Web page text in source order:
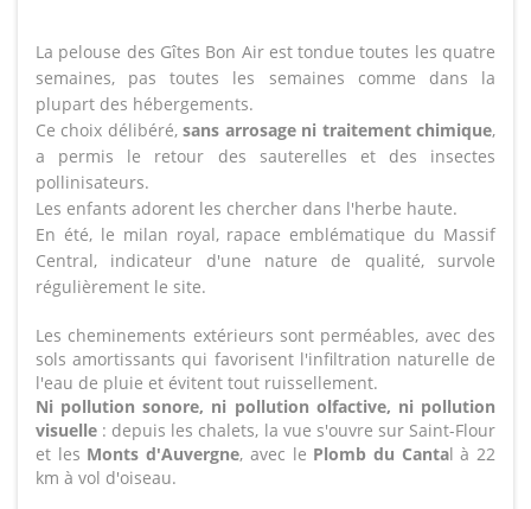
La pelouse des Gîtes Bon Air est tondue toutes les quatre
semaines, pas toutes les semaines comme dans la
plupart des hébergements.
Ce choix délibéré,sans arrosage ni traitement chimique,
a permis le retour des sauterelles et des insectes
pollinisateurs.
Les enfants adorent les chercher dans l'herbe haute.
En été, le milan royal, rapace emblématique du Massif
Central, indicateur d'une nature de qualité, survole
régulièrement le site.
Les cheminements extérieurs sont perméables, avec des
sols amortissants qui favorisent l'infiltration naturelle de
l'eau de pluie et évitent tout ruissellement.
Ni pollution sonore, ni pollution olfactive, ni pollution
visuelle : depuis les chalets, la vue s'ouvre sur Saint-Flour
et les Monts d'Auvergne, avec le Plomb du Cantal à 22
km à vol d'oiseau.